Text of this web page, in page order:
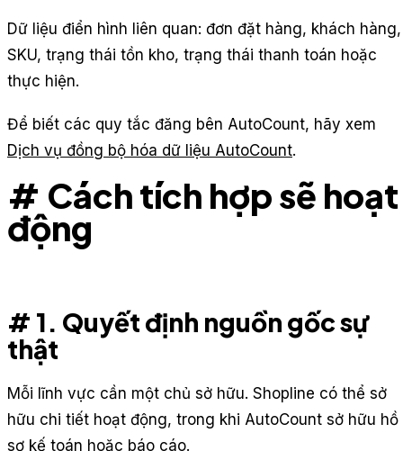
Dữ liệu điển hình liên quan: đơn đặt hàng, khách hàng,
SKU, trạng thái tồn kho, trạng thái thanh toán hoặc
thực hiện.
Để biết các quy tắc đăng bên AutoCount, hãy xem
Dịch vụ đồng bộ hóa dữ liệu AutoCount.
# Cách tích hợp sẽ hoạt
động
# 1. Quyết định nguồn gốc sự
thật
Mỗi lĩnh vực cần một chủ sở hữu. Shopline có thể sở
hữu chi tiết hoạt động, trong khi AutoCount sở hữu hồ
sơ kế toán hoặc báo cáo.